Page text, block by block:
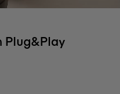
Plug&Play